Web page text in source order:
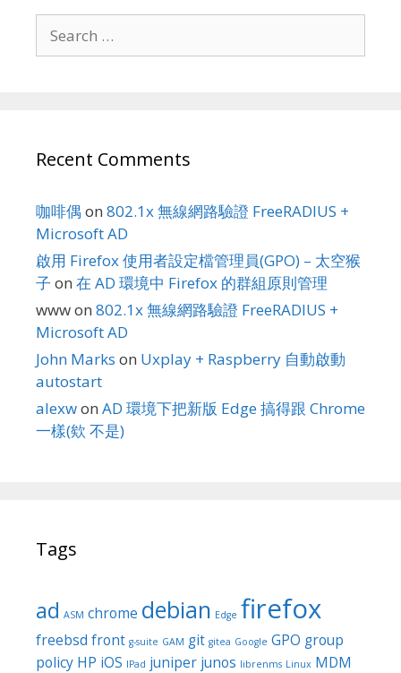
for:
Recent Comments
咖啡偶 on 802.1x 無線網路驗證 FreeRADIUS +
Microsoft AD
啟用 Firefox 使用者設定檔管理員(GPO) – 太空猴
子 on 在 AD 環境中 Firefox 的群組原則管理
wwwon 802.1x 無線網路驗證 FreeRADIUS +
Microsoft AD
John Marks on Uxplay + Raspberry 自動啟動
autostart
alexwon AD 環境下把新版 Edge 搞得跟 Chrome
一樣(欸 不是)
Tags
ad ASM chrome debian Edge firefox
freebsd front g-suite GAM git gitea Google GPO group
policy HP iOS IPad juniper junos librenms Linux MDM